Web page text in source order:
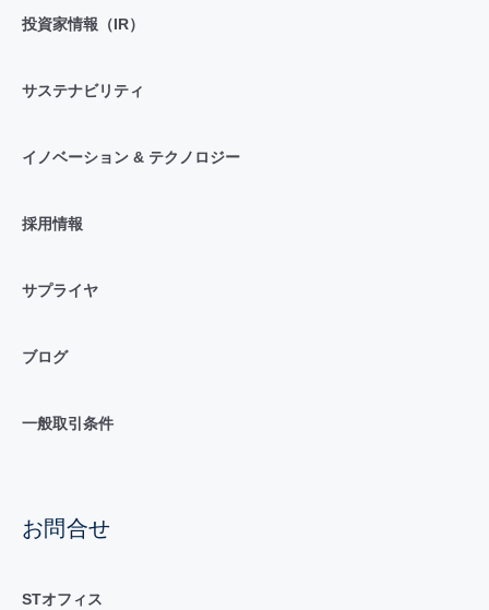
投資家情報（IR）
サステナビリティ
イノベーション & テクノロジー
採用情報
サプライヤ
ブログ
一般取引条件
お問合せ
STオフィス